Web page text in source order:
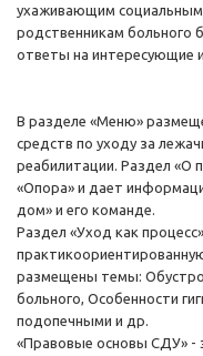
ухаживающим
родственникам больного
ответы на интересующие
В разделе «Меню»
средств по уходу за
реабилитации. Раздел «О
«Опора» и дает
дом» и его команде.
Раздел «Уход как
размещены темы:
больного, Особенности
подопечными и др.
«Правовые основы СДУ» -